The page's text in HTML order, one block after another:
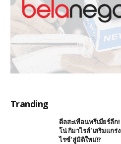
Tranding
ดีลสะเทือนพรีเมียร์ลีก
โน่ กิมาไรส์’ เสริมแก
ไรซ์’ สู่มิติใหม่!?